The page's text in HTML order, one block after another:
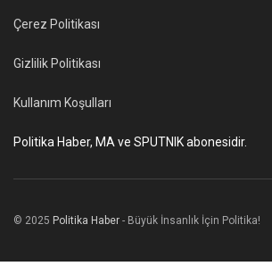
Çerez Politikası
Gizlilik Politikası
Kullanım Koşulları
Politika Haber, MA ve SPUTNIK abonesidir.
© 2025 Politika Haber - Büyük İnsanlık İçin Politika!